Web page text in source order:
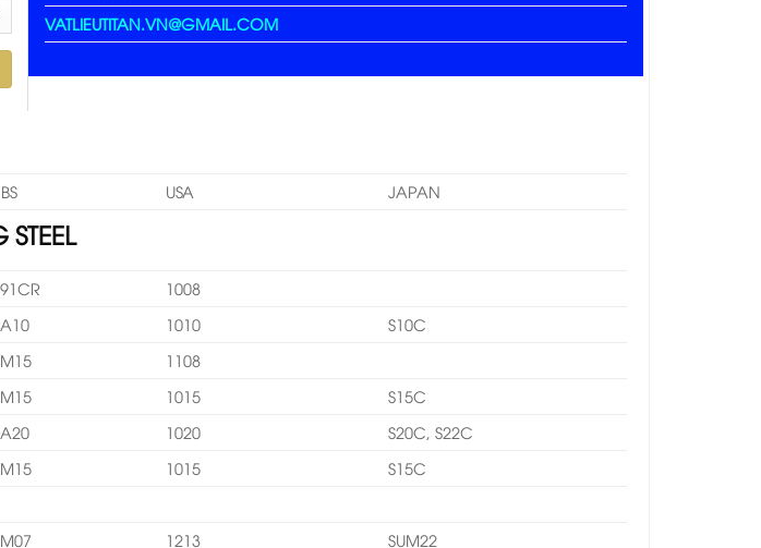
VATLIEUTITAN.VN@GMAIL.COM
USA JAPAN
1008
1010
S10C
1108
1015
S15C
1020
S20C, S22C
1015
S15C
1213
SUM22